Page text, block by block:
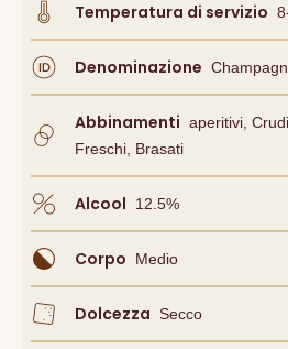
Temperatura di servizio
Denominazione
Abbinamenti Aperitivi,
Freschi, Brasati
Alcool 12.5%
Corpo Medio
Dolcezza Secco